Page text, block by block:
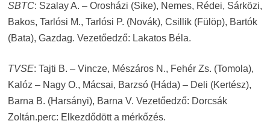
SBTC: Szalay A. – Orosházi (Sike), Nemes, Rédei, Sárközi,
Bakos, Tarlósi M., Tarlósi P. (Novák), Csillik (Fülöp), Bartók
(Bata), Gazdag. Vezetőedző: Lakatos Béla.
TVSE: Tajti B. – Vincze, Mészáros N., Fehér Zs. (Tomola),
Kalóz – Nagy O., Mácsai, Barzsó (Háda) – Deli (Kertész),
Barna B. (Harsányi), Barna V. Vezetőedző: Dorcsák
Zoltán.perc: Elkezdődött a mérkőzés.